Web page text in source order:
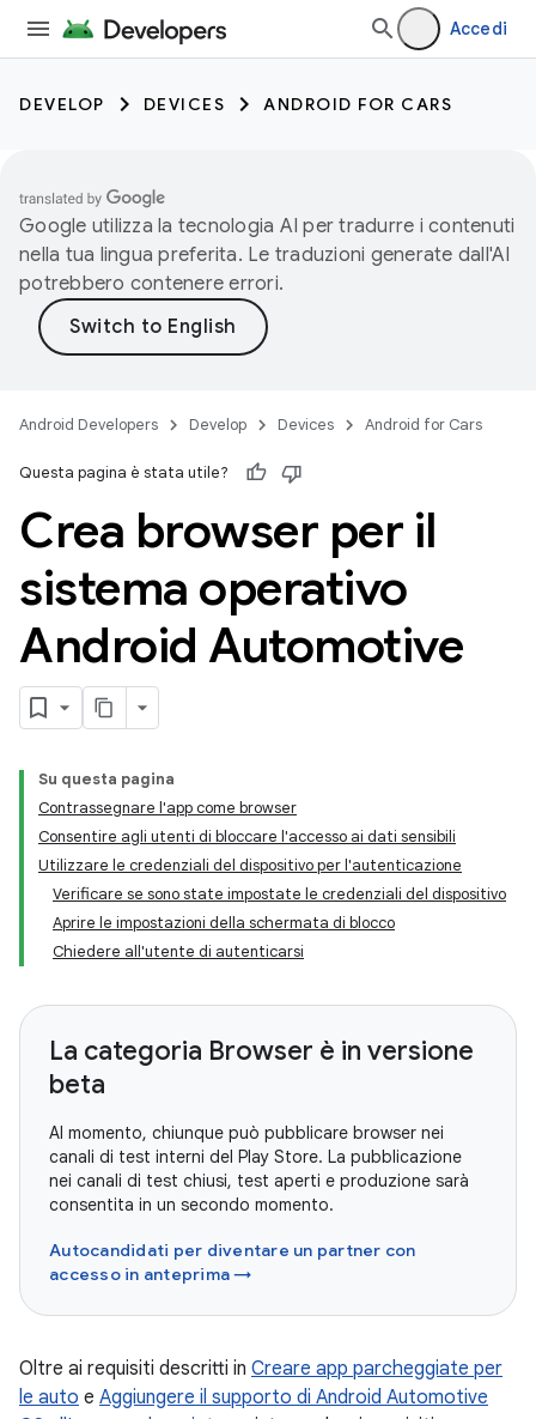
Accedi
DEVELOP DEVICES ANDROID FOR CARS
Google utilizza la tecnologia AI per tradurre i contenuti
nella tua lingua preferita. Le traduzioni generate dall'AI
potrebbero contenere errori.
Android Developers Develop Devices Android for Cars
Questa pagina è stata utile?
Crea browser per il
sistema operativo
Android Automotive
Su questa pagina
Contrassegnare l'app come browser
Consentire agli utenti di bloccare l'accesso ai dati sensibili
Utilizzare le credenziali del dispositivo per l'autenticazione
Verificare se sono state impostate le credenziali del dispositivo
Aprire le impostazioni della schermata di blocco
Chiedere all'utente di autenticarsi
La categoria Browser è in versione
beta
Al momento, chiunque può pubblicare browser nei
canali di test interni del Play Store. La pubblicazione
nei canali di test chiusi, test aperti e produzione sarà
consentita in un secondo momento.
Autocandidati per diventare un partner con
accesso in anteprima →
Oltre ai requisiti descritti in Creare app parcheggiate per
le auto e Aggiungere il supporto di Android Automotive